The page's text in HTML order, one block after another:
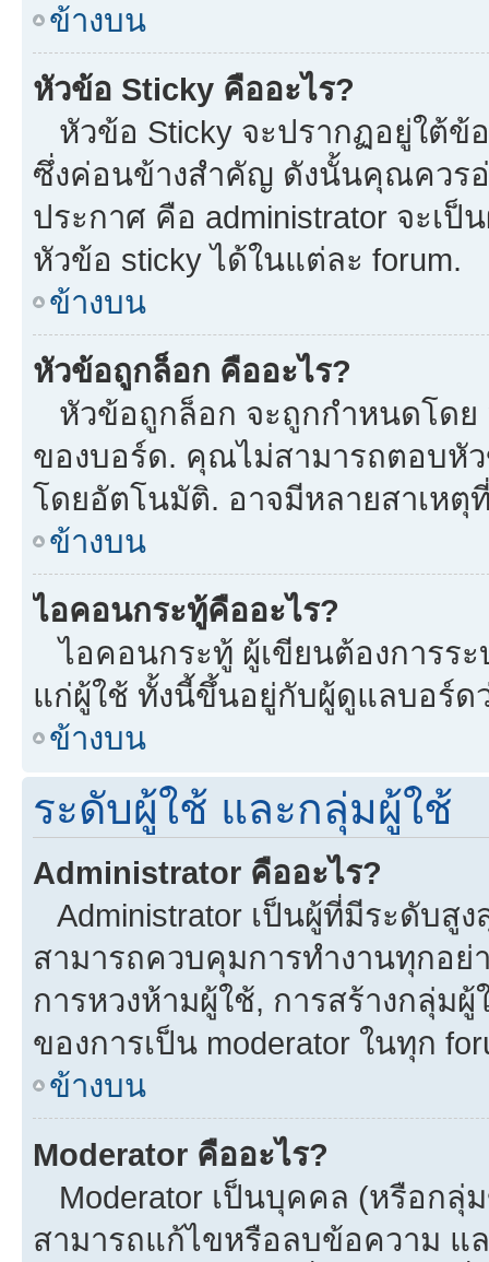
ข้างบน
หัวข้อ Sticky คืออะไร?
หัวข้อ Sticky จะปรากฏอยู่ใต้ข้
ซึ่งค่อนข้างสำคัญ ดังนั้นคุณควรอ่
ประกาศ คือ administrator จะเ
หัวข้อ sticky ได้ในแต่ละ forum.
ข้างบน
หัวข้อถูกล็อก คืออะไร?
หัวข้อถูกล็อก จะถูกกำหนดโดย
ของบอร์ด. คุณไม่สามารถตอบหั
โดยอัตโนมัติ. อาจมีหลายสาเหตุ
ข้างบน
ไอคอนกระทู้คืออะไร?
ไอคอนกระทู้ ผู้เขียนต้องการร
แก่ผู้ใช้ ทั้งนี้ขึ้นอยู่กับผู้ดูแลบอร์ด
ข้างบน
ระดับผู้ใช้ และกลุ่มผู้ใช้
Administrator คืออะไร?
Administrator เป็นผู้ที่มีระดับสู
สามารถควบคุมการทำงานทุกอย่
การหวงห้ามผู้ใช้, การสร้างกลุ่ม
ของการเป็น moderator ในทุก
ข้างบน
Moderator คืออะไร?
Moderator เป็นบุคคล (หรือก
สามารถแก้ไขหรือลบข้อความ แ